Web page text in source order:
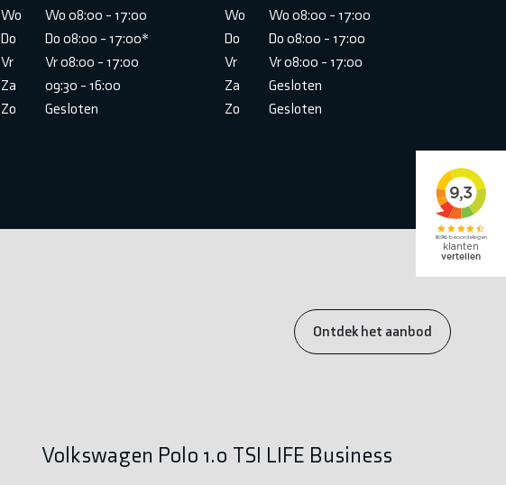
Wo
Wo 08:00 - 17:00
Do
Do 08:00 - 17:00*
Vr
Vr 08:00 - 17:00
Za
09:30 - 16:00
Zo
Gesloten
Wo
Wo 08:00 - 17:00
Do
Do 08:00 - 17:00
Vr
Vr 08:00 - 17:00
Za
Gesloten
Zo
Gesloten
Ontdek het aanbod
Volkswagen Polo 1.0 TSI LIFE Business